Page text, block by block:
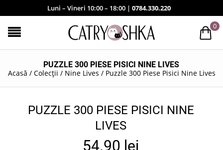
Luni – Vineri 10:00 – 18:00 | 0784.330.220
0
PUZZLE 300 PIESE PISICI NINE LIVES
Acasă / Colecții / Nine Lives / Puzzle 300 Piese Pisici Nine Lives
PUZZLE 300 PIESE PISICI NINE
LIVES
54.90 lei